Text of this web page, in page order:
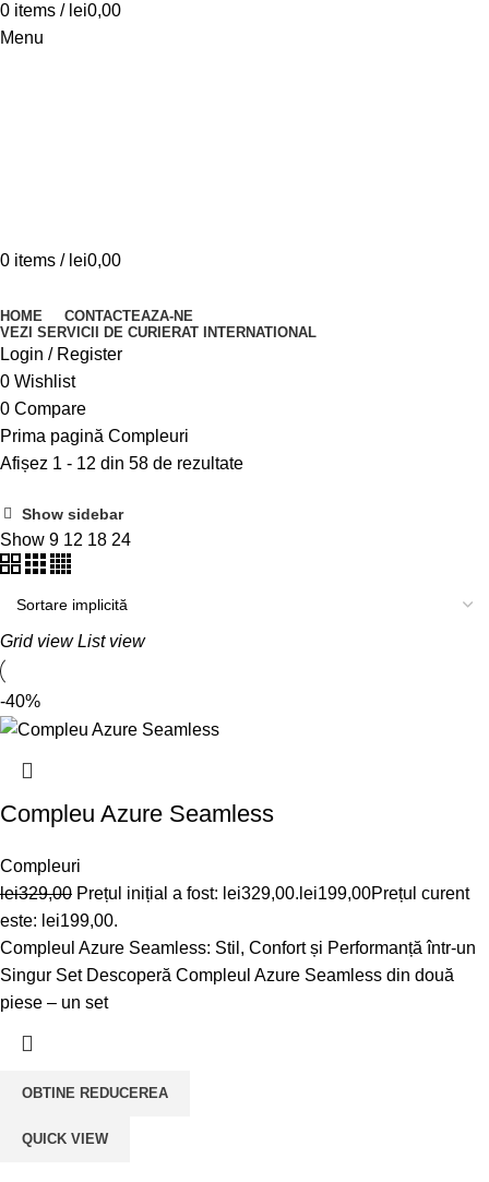
0 items / lei0,00
Menu
0 items / lei0,00
HOME
CONTACTEAZA-NE
VEZI SERVICII DE CURIERAT INTERNATIONAL
Login / Register
0 Wishlist
0 Compare
Prima pagină Compleuri
Afișez 1 - 12 din 58 de rezultate
Show sidebar
Show 9 12 18 24
Grid view List view
-40%
Compleu Azure Seamless
Compleuri
lei329,00 Prețul inițial a fost: lei329,00. lei199,00Prețul curent
este: lei199,00.
Compleul Azure Seamless: Stil, Confort și Performanță într-un
Singur Set Descoperă Compleul Azure Seamless din două
piese – un set
OBTINE REDUCEREA
QUICK VIEW